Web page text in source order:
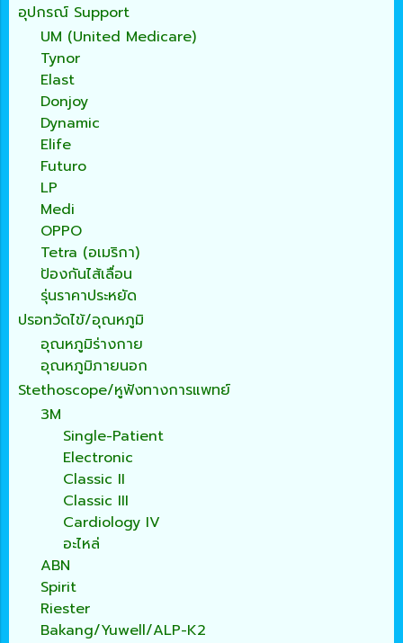
อุปกรณ์ Support
UM (United Medicare)
Tynor
Elast
Donjoy
Dynamic
Elife
Futuro
LP
Medi
OPPO
Tetra (อเมริกา)
ป้องกันไส้เลื่อน
รุ่นราคาประหยัด
ปรอทวัดไข้/อุณหภูมิ
อุณหภูมิร่างกาย
อุณหภูมิภายนอก
Stethoscope/หูฟังทางการแพทย์
3M
Single-Patient
Electronic
Classic II
Classic III
Cardiology IV
อะไหล่
ABN
Spirit
Riester
Bakang/Yuwell/ALP-K2